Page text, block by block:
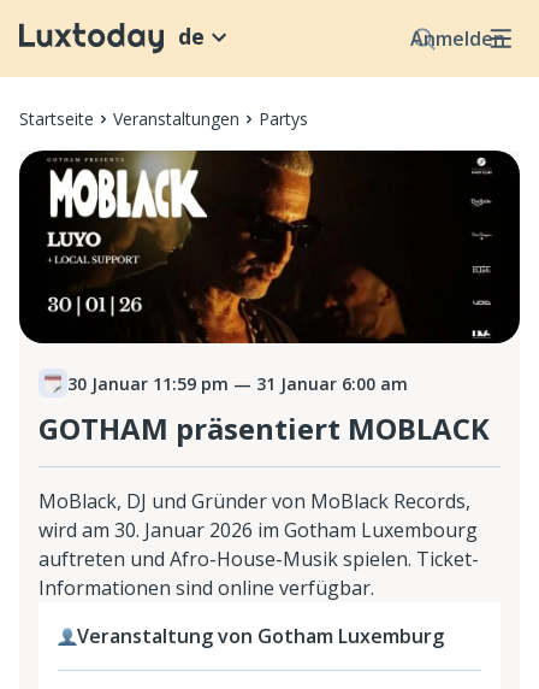
Anmelden
de
Startseite Veranstaltungen Partys
30 Januar 11:59 pm — 31 Januar 6:00 am
GOTHAM präsentiert MOBLACK
MoBlack, DJ und Gründer von MoBlack Records,
wird am 30. Januar 2026 im Gotham Luxembourg
auftreten und Afro-House-Musik spielen. Ticket-
Informationen sind online verfügbar.
Veranstaltung von Gotham Luxemburg